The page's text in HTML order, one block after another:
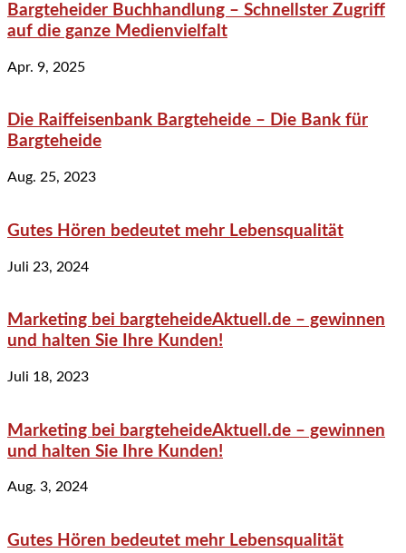
Bargteheider Buchhandlung – Schnellster Zugriff
auf die ganze Medienvielfalt
Apr. 9, 2025
Die Raiffeisenbank Bargteheide – Die Bank für
Bargteheide
Aug. 25, 2023
Gutes Hören bedeutet mehr Lebensqualität
Juli 23, 2024
Marketing bei bargteheideAktuell.de – gewinnen
und halten Sie Ihre Kunden!
Juli 18, 2023
Marketing bei bargteheideAktuell.de – gewinnen
und halten Sie Ihre Kunden!
Aug. 3, 2024
Gutes Hören bedeutet mehr Lebensqualität